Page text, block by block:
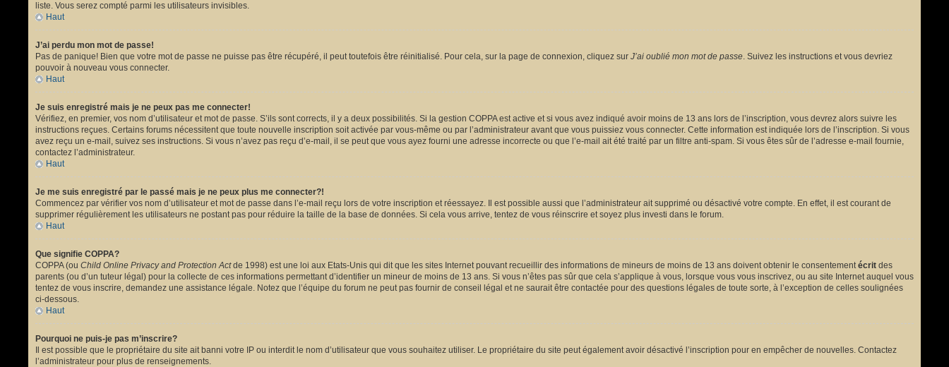
liste. Vous serez compté parmi les utilisateurs invisibles.
Haut
J’ai perdu mon mot de passe!
Pas de panique! Bien que votre mot de passe ne puisse pas être récupéré, il peut toutefois être réinitialisé. Pour cela, sur la page de connexion, cliquez sur J’ai oublié mon mot de passe. Suivez les instructions et vous devriez
pouvoir à nouveau vous connecter.
Haut
Je suis enregistré mais je ne peux pas me connecter!
Vérifiez, en premier, vos nom d’utilisateur et mot de passe. S’ils sont corrects, il y a deux possibilités. Si la gestion COPPA est active et si vous avez indiqué avoir moins de 13 ans lors de l’inscription, vous devrez alors suivre les
instructions reçues. Certains forums nécessitent que toute nouvelle inscription soit activée par vous-même ou par l’administrateur avant que vous puissiez vous connecter. Cette information est indiquée lors de l’inscription. Si vous
avez reçu un e-mail, suivez ses instructions. Si vous n’avez pas reçu d’e-mail, il se peut que vous ayez fourni une adresse incorrecte ou que l’e-mail ait été traité par un filtre anti-spam. Si vous êtes sûr de l’adresse e-mail fournie,
contactez l’administrateur.
Haut
Je me suis enregistré par le passé mais je ne peux plus me connecter?!
Commencez par vérifier vos nom d’utilisateur et mot de passe dans l’e-mail reçu lors de votre inscription et réessayez. Il est possible aussi que l’administrateur ait supprimé ou désactivé votre compte. En effet, il est courant de
supprimer régulièrement les utilisateurs ne postant pas pour réduire la taille de la base de données. Si cela vous arrive, tentez de vous réinscrire et soyez plus investi dans le forum.
Haut
Que signifie COPPA?
COPPA (ou Child Online Privacy and Protection Actde 1998) est une loi aux Etats-Unis qui dit que les sites Internet pouvant recueillir des informations de mineurs de moins de 13 ans doivent obtenir le consentementécrit des
parents (ou d’un tuteur légal) pour la collecte de ces informations permettant d’identifier un mineur de moins de 13 ans. Si vous n’êtes pas sûr que cela s’applique à vous, lorsque vous vous inscrivez, ou au site Internet auquel vous
tentez de vous inscrire, demandez une assistance légale. Notez que l’équipe du forum ne peut pas fournir de conseil légal et ne saurait être contactée pour des questions légales de toute sorte, à l’exception de celles soulignées
ci-dessous.
Haut
Pourquoi ne puis-je pas m’inscrire?
Il est possible que le propriétaire du site ait banni votre IP ou interdit le nom d’utilisateur que vous souhaitez utiliser. Le propriétaire du site peut également avoir désactivé l’inscription pour en empêcher de nouvelles. Contactez
l’administrateur pour plus de renseignements.